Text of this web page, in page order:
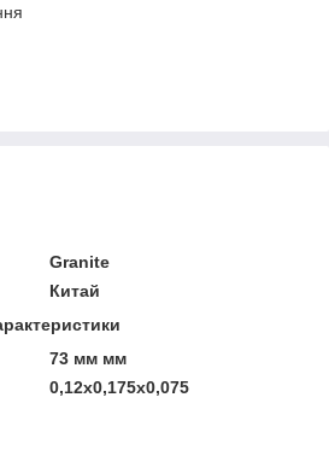
Granite
Китай
73 мм мм
0,12x0,175x0,075